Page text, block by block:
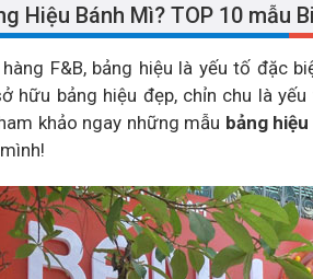
Hiệu Bánh Mì? TOP 10 mẫu
F&B, bảng hiệu là yếu tố
hữu bảng hiệu đẹp, chỉn chu là
khảo ngay những mẫu bảng